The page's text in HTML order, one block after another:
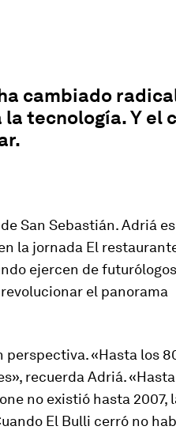
cambiado
tecnología. Y el
San Sebastián. Adriá
la jornada El
ejercen de
el panorama
perspectiva. «Hasta los
recuerda Adriá.
no existió hasta 2007,
El Bulli cerró no